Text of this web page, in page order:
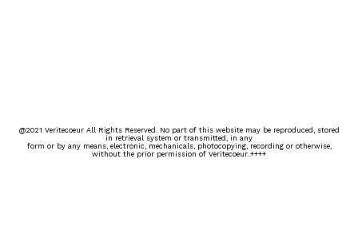
@2021 Veritecoeur All Rights Reserved. No part of this website may be reproduced, stored
in retrieval system or transmitted, in any
form or by any means, electronic, mechanicals, photocopying, recording or otherwise,
without the prior permission of Veritecoeur..++++